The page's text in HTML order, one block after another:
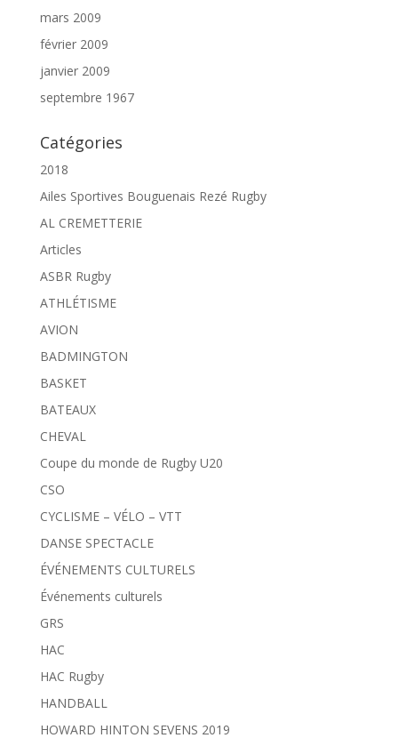
mars 2009
février 2009
janvier 2009
septembre 1967
Catégories
2018
Ailes Sportives Bouguenais Rezé Rugby
AL CREMETTERIE
Articles
ASBR Rugby
ATHLÉTISME
AVION
BADMINGTON
BASKET
BATEAUX
CHEVAL
Coupe du monde de Rugby U20
CSO
CYCLISME – VÉLO – VTT
DANSE SPECTACLE
ÉVÉNEMENTS CULTURELS
Événements culturels
GRS
HAC
HAC Rugby
HANDBALL
HOWARD HINTON SEVENS 2019